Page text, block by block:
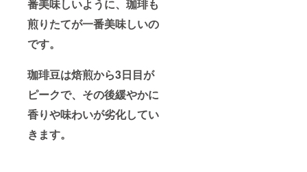
番美味しいように、珈琲も
煎りたてが一番美味しいの
です。
珈琲豆は焙煎から3日目が
ピークで、その後緩やかに
香りや味わいが劣化してい
きます。